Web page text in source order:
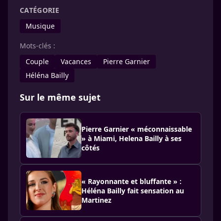
CATÉGORIE
Musique
Mots-clés :
Couple
Vacances
Pierre Garnier
Héléna Bailly
Sur le même sujet
Pierre Garnier « méconnaissable
» à Miami, Helena Bailly à ses
côtés
« Rayonnante et bluffante » :
Héléna Bailly fait sensation au
Martinez